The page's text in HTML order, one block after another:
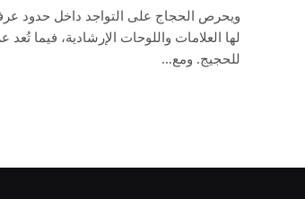
ويحرص الحجاج على التواجد داخل حدود
لها العلامات واللوحات الإرشادية، فيما تُعد
للحجيج. ومع…